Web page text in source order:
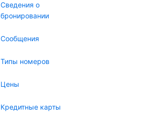
Сведения о
бронировании
Сообщения
Типы номеров
Цены
Кредитные карты